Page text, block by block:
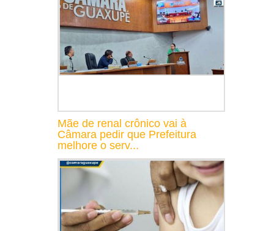
Mãe de renal crônico vai à
Câmara pedir que Prefeitura
melhore o serv...